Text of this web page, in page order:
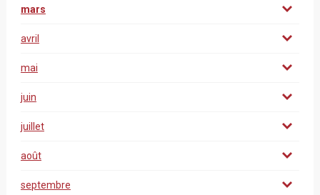
mars
avril
mai
juin
juillet
août
septembre